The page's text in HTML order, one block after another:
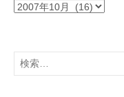
》
カ
イ
検
索: